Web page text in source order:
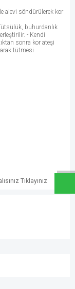
Tıklayınız
alevi söndürülerek kor
buhurdanlık
- Kendi
sonra kor ateşi
tütmesi